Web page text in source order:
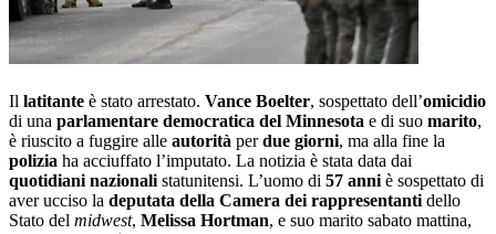
Il latitante è stato arrestato. Vance Boelter, sospettato dell’omicidio
di una parlamentare democratica del Minnesota e di suo marito,
è riuscito a fuggire alle autorità perdue giorni, ma alla fine la
polizia ha acciuffato l’imputato. La notizia è stata data dai
quotidiani nazionali statunitensi. L’uomo di 57 anni è sospettato di
aver ucciso la deputata della Camera dei rappresentanti dello
Stato del midwest, Melissa Hortman, e suo marito sabato mattina,